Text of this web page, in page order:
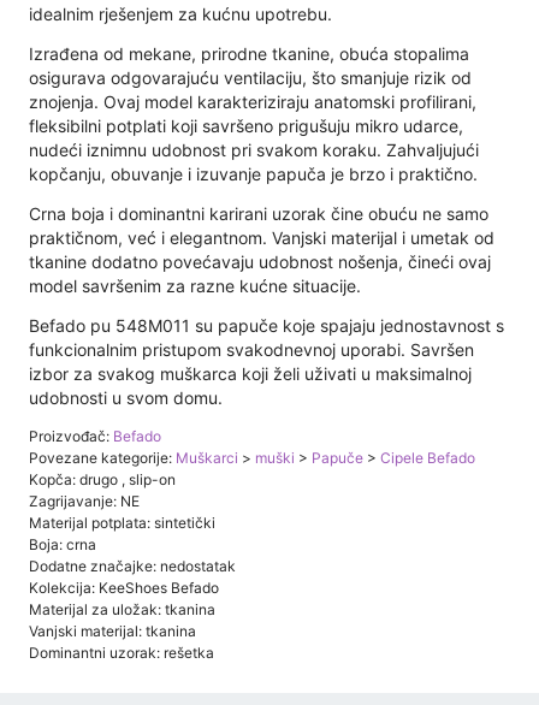
idealnim rješenjem za kućnu upotrebu.
Izrađena od mekane, prirodne tkanine, obuća stopalima
osigurava odgovarajuću ventilaciju, što smanjuje rizik od
znojenja. Ovaj model karakteriziraju anatomski profilirani,
fleksibilni potplati koji savršeno prigušuju mikro udarce,
nudeći iznimnu udobnost pri svakom koraku. Zahvaljujući
kopčanju, obuvanje i izuvanje papuča je brzo i praktično.
Crna boja i dominantni karirani uzorak čine obuću ne samo
praktičnom, već i elegantnom. Vanjski materijal i umetak od
tkanine dodatno povećavaju udobnost nošenja, čineći ovaj
model savršenim za razne kućne situacije.
Befado pu 548M011 su papuče koje spajaju jednostavnost s
funkcionalnim pristupom svakodnevnoj uporabi. Savršen
izbor za svakog muškarca koji želi uživati ​​u maksimalnoj
udobnosti u svom domu.
Proizvođač: Befado
Povezane kategorije: Muškarci > muški > Papuče > Cipele Befado
Kopča: drugo , slip-on
Zagrijavanje: NE
Materijal potplata: sintetički
Boja: crna
Dodatne značajke: nedostatak
Kolekcija: KeeShoes Befado
Materijal za uložak: tkanina
Vanjski materijal: tkanina
Dominantni uzorak: rešetka